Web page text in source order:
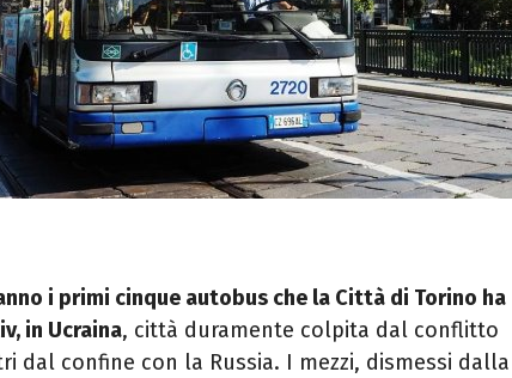
i primi cinque autobus che la Città di Torino ha
in Ucraina, città duramente colpita dal conflitto
dal confine con la Russia. I mezzi, dismessi dalla